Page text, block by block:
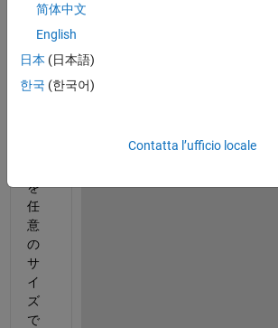
完
全
同
視
を
任
意
の
サ
イ
ズ
で
简体中文
English
日本 (日本語)
한국 (한국어)
Contatta l’ufficio locale